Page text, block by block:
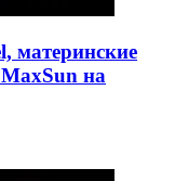
материнские
на